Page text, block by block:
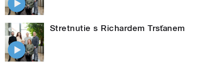
Stretnutie s Richardem Trsťanem